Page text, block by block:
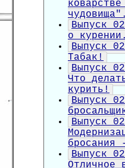
чудовища".
Выпуск
о курении.
Выпуск
Табак!
Выпуск
Что
курить!
Выпуск
Выпуск
бросания
Выпуск
Отличное